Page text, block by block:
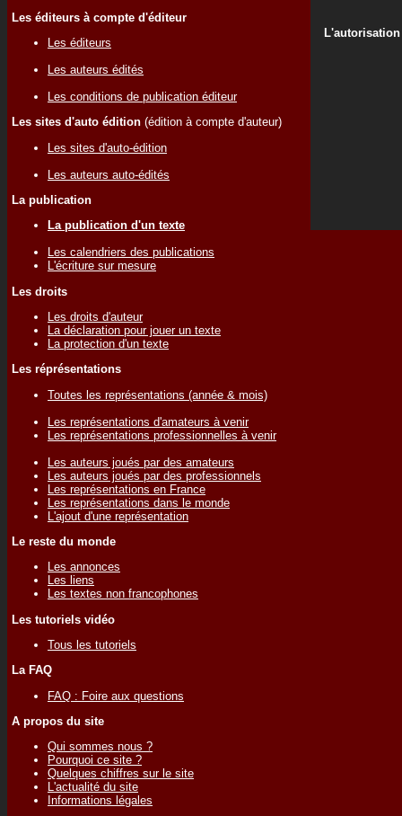
Les éditeurs à compte d'éditeur
Les éditeurs
Les auteurs édités
Les conditions de publication éditeur
Les sites d'auto édition (édition à compte d'auteur)
Les sites d'auto-édition
Les auteurs auto-édités
La publication
La publication d'un texte
Les calendriers des publications
L'écriture sur mesure
Les droits
Les droits d'auteur
La déclaration pour jouer un texte
La protection d'un texte
Les réprésentations
Toutes les représentations (année & mois)
Les représentations d'amateurs à venir
Les représentations professionnelles à venir
Les auteurs joués par des amateurs
Les auteurs joués par des professionnels
Les représentations en France
Les représentations dans le monde
L'ajout d'une représentation
Le reste du monde
Les annonces
Les liens
Les textes non francophones
Les tutoriels vidéo
Tous les tutoriels
La FAQ
FAQ : Foire aux questions
A propos du site
Qui sommes nous ?
Pourquoi ce site ?
Quelques chiffres sur le site
L'actualité du site
Informations légales
L'autorisation